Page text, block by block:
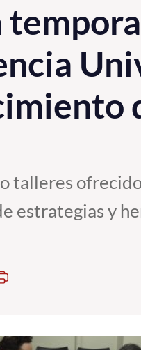
talleres
estrategias y